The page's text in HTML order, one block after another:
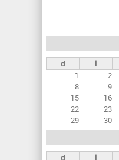
e
t
s
n
c
d l
1
2
8
9
15
16
22
23
29
30
d l